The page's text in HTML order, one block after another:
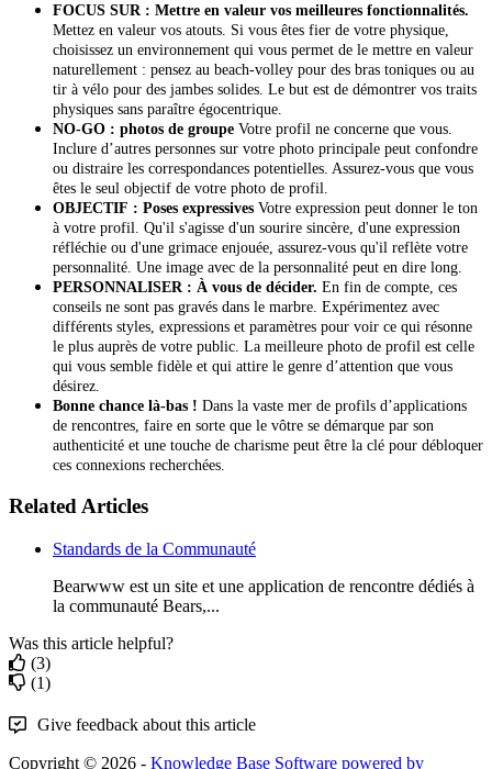
FOCUS SUR : Mettre en valeur vos meilleures fonctionnalités.
Mettez en valeur vos atouts. Si vous êtes fier de votre physique,
choisissez un environnement qui vous permet de le mettre en valeur
naturellement : pensez au beach-volley pour des bras toniques ou au
tir à vélo pour des jambes solides. Le but est de démontrer vos traits
physiques sans paraître égocentrique.
NO-GO : photos de groupe Votre profil ne concerne que vous.
Inclure d’autres personnes sur votre photo principale peut confondre
ou distraire les correspondances potentielles. Assurez-vous que vous
êtes le seul objectif de votre photo de profil.
OBJECTIF : Poses expressives Votre expression peut donner le ton
à votre profil. Qu'il s'agisse d'un sourire sincère, d'une expression
réfléchie ou d'une grimace enjouée, assurez-vous qu'il reflète votre
personnalité. Une image avec de la personnalité peut en dire long.
PERSONNALISER : À vous de décider. En fin de compte, ces
conseils ne sont pas gravés dans le marbre. Expérimentez avec
différents styles, expressions et paramètres pour voir ce qui résonne
le plus auprès de votre public. La meilleure photo de profil est celle
qui vous semble fidèle et qui attire le genre d’attention que vous
désirez.
Bonne chance là-bas ! Dans la vaste mer de profils d’applications
de rencontres, faire en sorte que le vôtre se démarque par son
authenticité et une touche de charisme peut être la clé pour débloquer
ces connexions recherchées.
Related Articles
Standards de la Communauté
Bearwww est un site et une application de rencontre dédiés à
la communauté Bears,...
Was this article helpful?
(3)
(1)
Give feedback about this article
Copyright © 2026 - Knowledge Base Software powered by